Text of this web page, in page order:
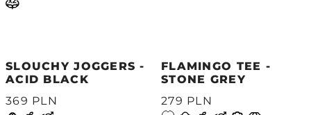
SLOUCHY JOGGERS -
ACID BLACK
369 PLN
FLAMINGO TEE -
STONE GREY
279 PLN